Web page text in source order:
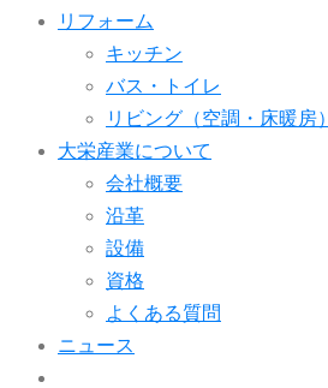
リフォーム
キッチン
バス・トイレ
リビング（空調・床暖房）
大栄産業について
会社概要
沿革
設備
資格
よくある質問
ニュース